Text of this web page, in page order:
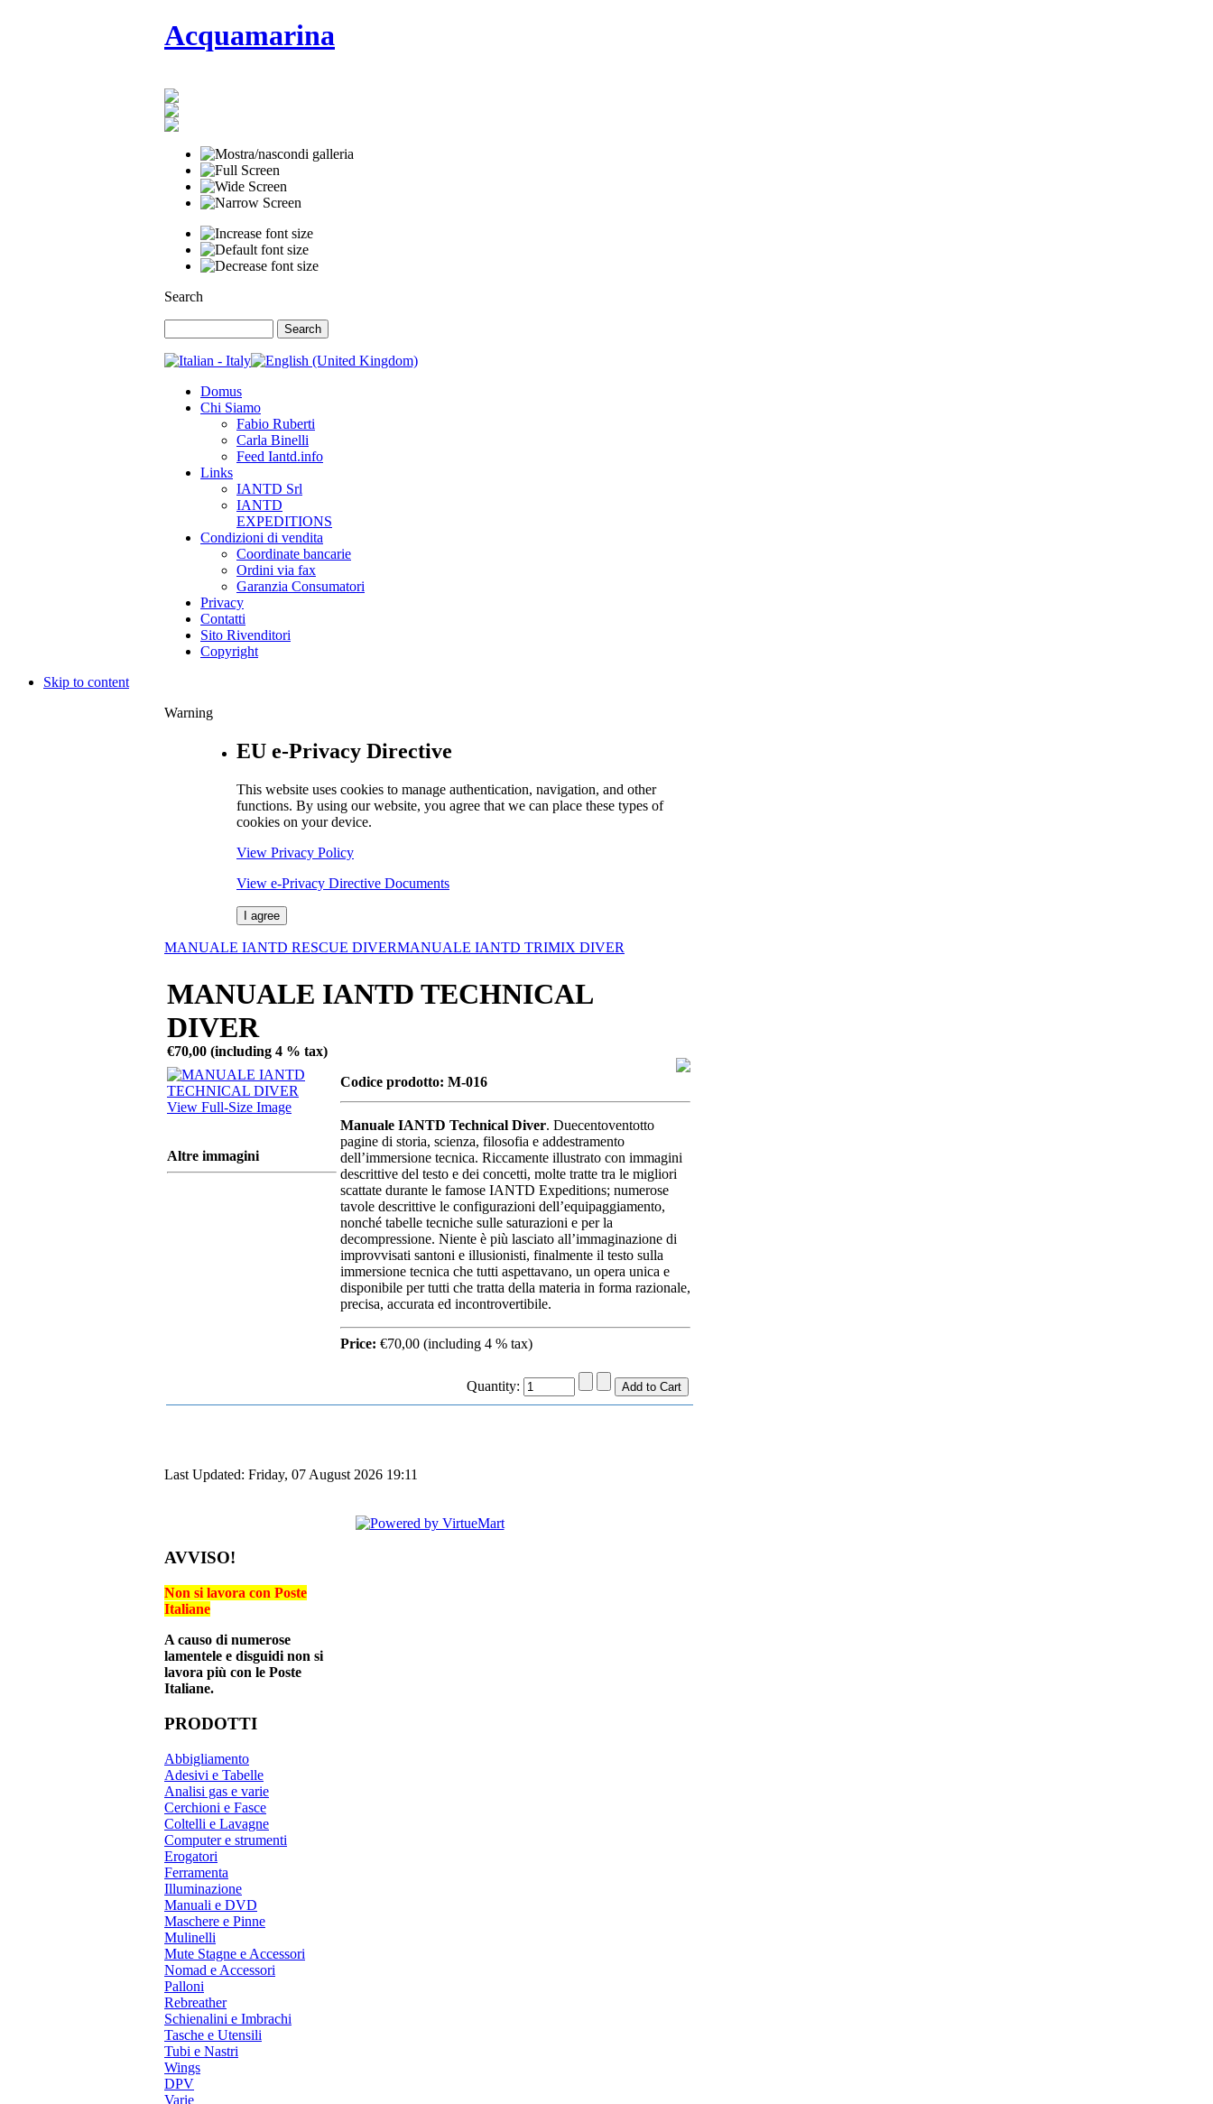
Acquamarina
Search
Domus
Chi Siamo
Fabio Ruberti
Carla Binelli
Feed Iantd.info
Links
IANTD Srl
IANTD
EXPEDITIONS
Condizioni di vendita
Coordinate bancarie
Ordini via fax
Garanzia Consumatori
Privacy
Contatti
Sito Rivenditori
Copyright
Skip to content
Warning
EU e-Privacy Directive
This website uses cookies to manage authentication, navigation, and other
functions. By using our website, you agree that we can place these types of
cookies on your device.
View Privacy Policy
View e-Privacy Directive Documents
I agree
MANUALE IANTD RESCUE DIVERMANUALE IANTD TRIMIX DIVER
MANUALE IANTD TECHNICAL
DIVER
€70,00 (including 4 % tax)
View Full-Size Image
Altre immagini
Codice prodotto: M-016
Manuale IANTD Technical Diver. Duecentoventotto
pagine di storia, scienza, filosofia e addestramento
dell’immersione tecnica. Riccamente illustrato con immagini
descrittive del testo e dei concetti, molte tratte tra le migliori
scattate durante le famose IANTD Expeditions; numerose
tavole descrittive le configurazioni dell’equipaggiamento,
nonché tabelle tecniche sulle saturazioni e per la
decompressione. Niente è più lasciato all’immaginazione di
improvvisati santoni e illusionisti, finalmente il testo sulla
immersione tecnica che tutti aspettavano, un opera unica e
disponibile per tutti che tratta della materia in forma razionale,
precisa, accurata ed incontrovertibile.
Price: €70,00 (including 4 % tax)
Quantity:
Last Updated: Friday, 07 August 2026 19:11
AVVISO!
Non si lavora con Poste
Italiane
A causo di numerose
lamentele e disguidi non si
lavora più con le Poste
Italiane.
PRODOTTI
Abbigliamento
Adesivi e Tabelle
Analisi gas e varie
Cerchioni e Fasce
Coltelli e Lavagne
Computer e strumenti
Erogatori
Ferramenta
Illuminazione
Manuali e DVD
Maschere e Pinne
Mulinelli
Mute Stagne e Accessori
Nomad e Accessori
Palloni
Rebreather
Schienalini e Imbrachi
Tasche e Utensili
Tubi e Nastri
Wings
DPV
Varie